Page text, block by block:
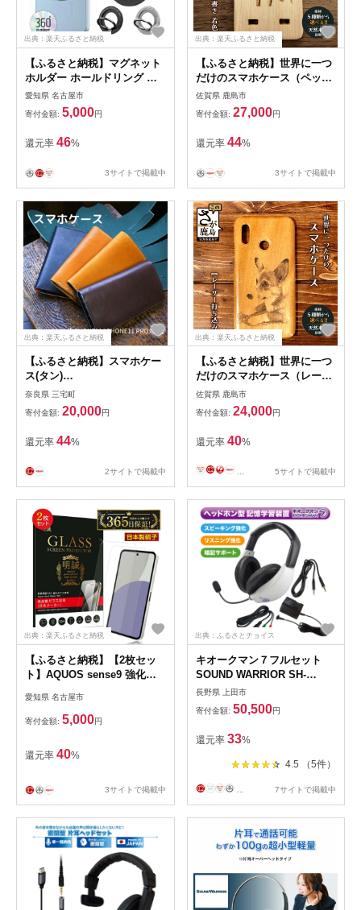
出典：楽天ふるさと納税
【ふるさと納税】マグネット
ホルダー ホールドリング ス
マホホルダー iPhoneリング
ホルダー リングスタンド
MagSafe対応 非MagSafe機
種も使える 取り付けやすい
落下防止 片手操作 スマホリ
磁石 Android iPhone多機種
愛知県 名古屋市
寄付金額: 5,000円
還元率 46%
3サイトで掲載中
出典：楽天ふるさと納税
【ふるさと納税】世界に一つ
だけのスマホケース（ペット
の手描き 着色）D-212 ｜佐賀
県 鹿島市 スマホケース スマ
ホ ケース 飼い犬 飼い猫 犬
猫 ウサギ 鳥 爬虫類 ペット
そっくり 写真 木 天然木 お気
佐賀県 鹿島市
寄付金額: 27,000円
還元率 44%
3サイトで掲載中
出典：楽天ふるさと納税
【ふるさと納税】スマホケー
ス(タン)
【iPhone11/iPhone11 pro対
応】 野球工房iプラス
奈良県 三宅町
寄付金額: 20,000円
還元率 44%
2サイトで掲載中
出典：楽天ふるさと納税
【ふるさと納税】世界に一つ
だけのスマホケース（レーザ
ー打ち込み）D-211 |佐賀県
鹿島市 スマホケース スマホ
ケース 写真 木 天然木 彫刻
レーザー打ち込み お気に入り
送料無料|
佐賀県 鹿島市
寄付金額: 24,000円
還元率 40%
5サイトで掲載中
出典：楽天ふるさと納税
【ふるさと納税】【2枚セッ
ト】AQUOS sense9 強化ガ
docomo 高透過フィルム
SHG14 au 液晶画面保護フィ
スプレイ保護シート SHG14
UQ mobile 2.5D 超薄型 表面
貼り付け簡単 キズ防止 疎油
撥水
愛知県 名古屋市
寄付金額: 5,000円
還元率 40%
3サイトで掲載中
出典：ふるさとチョイス
キオークマン７フルセット
SOUND WARRIOR SH-
9501AC 学習 教育機器 周辺
機器 オーディオ周辺機器 PC
オーディオケーブル セット
マイク ヘッドホン 発音チェ
ック カラオケ スピーチ練習
城下工業 信州 長野【 上田市
長野県 上田市
寄付金額: 50,500円
還元率 33%
4.5 （5件）
7サイトで掲載中